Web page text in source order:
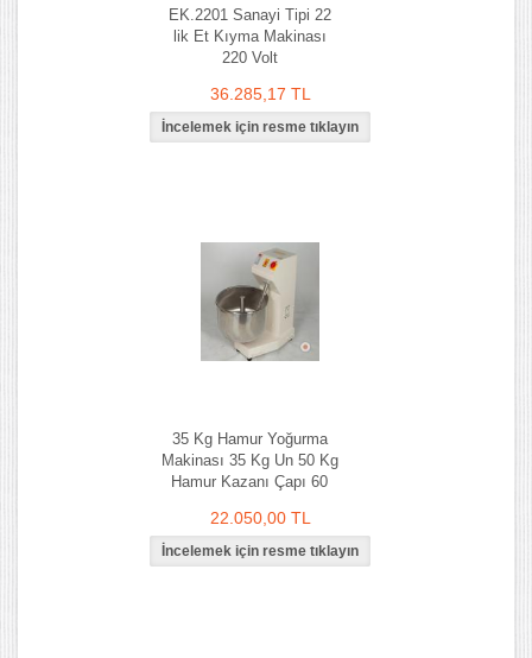
EK.2201 Sanayi Tipi 22
lik Et Kıyma Makinası
220 Volt
36.285,17 TL
35 Kg Hamur Yoğurma
Makinası 35 Kg Un 50 Kg
Hamur Kazanı Çapı 60
22.050,00 TL